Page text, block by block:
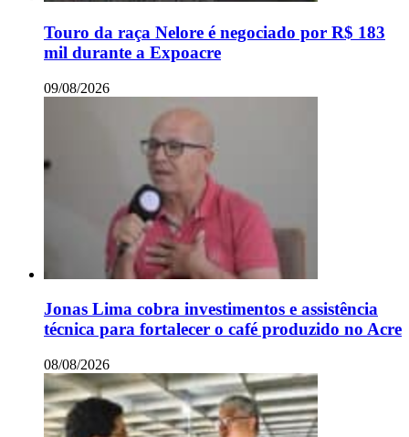
Touro da raça Nelore é negociado por R$ 183
mil durante a Expoacre
09/08/2026
Jonas Lima cobra investimentos e assistência
técnica para fortalecer o café produzido no Acre
08/08/2026